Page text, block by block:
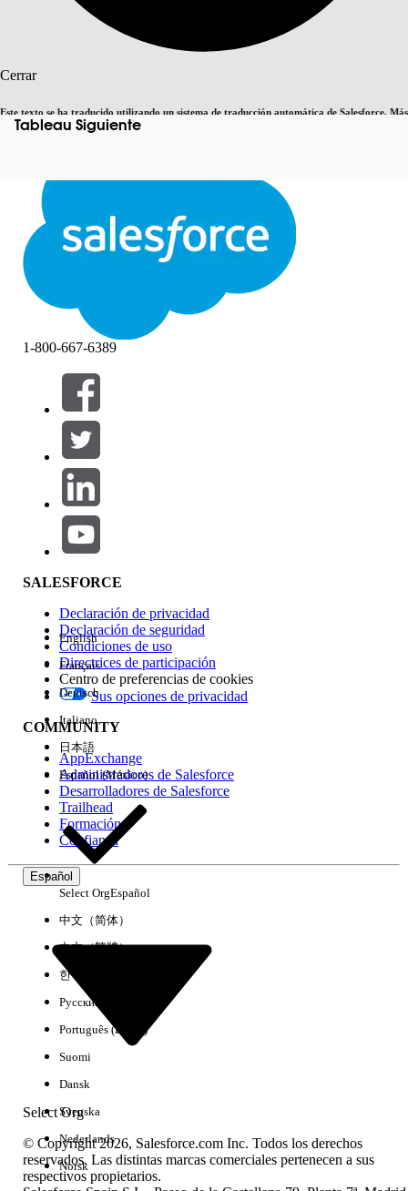
Cerrar
Este texto se ha traducido utilizando un sistema de traducción automática de Salesforce. Más
informaciónaquí . Cambiar a inglés
Cerrar Cerrar
Tableau Siguiente
Filtros (0)
SELECCIONAR FILTROS
Área de productos
Repercusión de función
Edición
Experiencia
No hay resultados
1-800-667-6389
SALESFORCE
Declaración de privacidad
Declaración de seguridad
Condiciones de uso
Directrices de participación
Centro de preferencias de cookies
Sus opciones de privacidad
COMMUNITY
AppExchange
Administradores de Salesforce
Desarrolladores de Salesforce
Trailhead
Formación
Confianza
Español
Select Org
English
Français
Deutsch
Italiano
日本語
Español (México)
Select OrgEspañol
中文（简体）
中文（繁體）
한국어
Русский
Português (Brasil)
Suomi
Dansk
Svenska
Nederlands
Norsk
© Copyright 2026, Salesforce.com Inc. Todos los derechos
reservados. Las distintas marcas comerciales pertenecen a sus
respectivos propietarios.